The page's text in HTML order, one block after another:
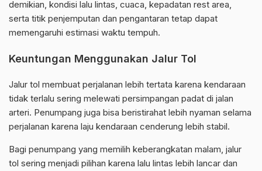
demikian, kondisi lalu lintas, cuaca, kepadatan rest area,
serta titik penjemputan dan pengantaran tetap dapat
memengaruhi estimasi waktu tempuh.
Keuntungan Menggunakan Jalur Tol
Jalur tol membuat perjalanan lebih tertata karena kendaraan
tidak terlalu sering melewati persimpangan padat di jalan
arteri. Penumpang juga bisa beristirahat lebih nyaman selama
perjalanan karena laju kendaraan cenderung lebih stabil.
Bagi penumpang yang memilih keberangkatan malam, jalur
tol sering menjadi pilihan karena lalu lintas lebih lancar dan